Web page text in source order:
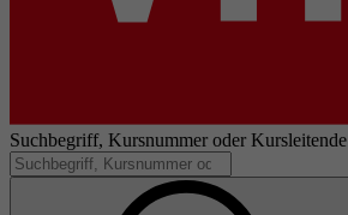
Suchbegriff, Kursnummer oder Kursleitende